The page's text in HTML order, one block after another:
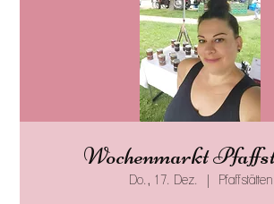
Wochenmarkt
Do., 17. Dez. Pfaffstätten